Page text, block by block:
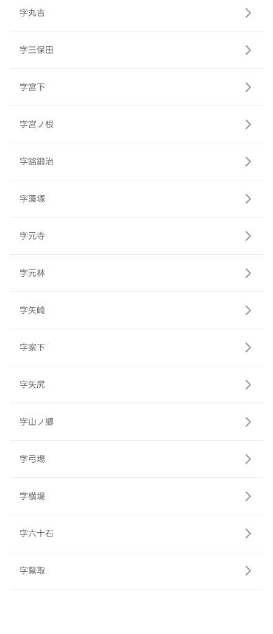
字丸吉
字三保田
字宮下
字宮ノ根
字銘鍛治
字藻塚
字元寺
字元林
字矢崎
字家下
字矢尻
字山ノ郷
字弓場
字横堤
字六十石
字鷲取